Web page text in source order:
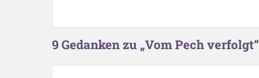
9 Gedanken zu „Vom Pech verfolgt“